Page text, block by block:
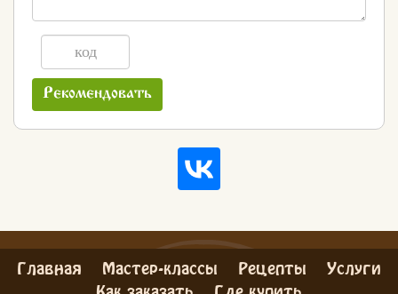
Рекомендовать
Главная Мастер-классы Рецепты Услуги
Как заказать Где купить